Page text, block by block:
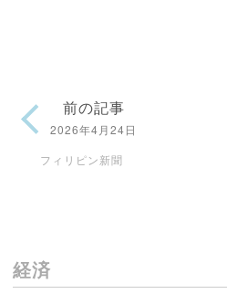
前の記事
2026年4月24日
フィリピン新聞
経済